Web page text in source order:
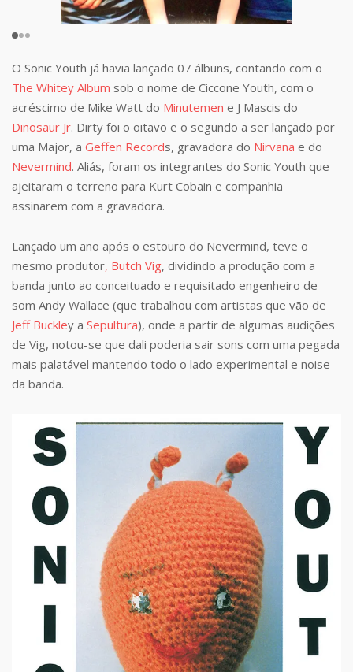
O Sonic Youth já havia lançado 07 álbuns, contando com o
The Whitey Album sob o nome de Ciccone Youth, com o
acréscimo de Mike Watt do Minutemen e J Mascis do
Dinosaur Jr. Dirty foi o oitavo e o segundo a ser lançado por
uma Major, a Geffen Records, gravadora do Nirvana e do
Nevermind. Aliás, foram os integrantes do Sonic Youth que
ajeitaram o terreno para Kurt Cobain e companhia
assinarem com a gravadora.
Lançado um ano após o estouro do Nevermind, teve o
mesmo produtor, Butch Vig, dividindo a produção com a
banda junto ao conceituado e requisitado engenheiro de
som Andy Wallace (que trabalhou com artistas que vão de
Jeff Buckley a Sepultura), onde a partir de algumas audições
de Vig, notou-se que dali poderia sair sons com uma pegada
mais palatável mantendo todo o lado experimental e noise
da banda.